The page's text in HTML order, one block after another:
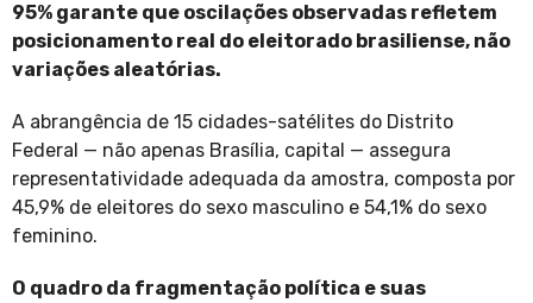
95% garante que oscilações observadas refletem
posicionamento real do eleitorado brasiliense, não
variações aleatórias.
A abrangência de 15 cidades-satélites do Distrito
Federal — não apenas Brasília, capital — assegura
representatividade adequada da amostra, composta por
45,9% de eleitores do sexo masculino e 54,1% do sexo
feminino.
O quadro da fragmentação política e suas